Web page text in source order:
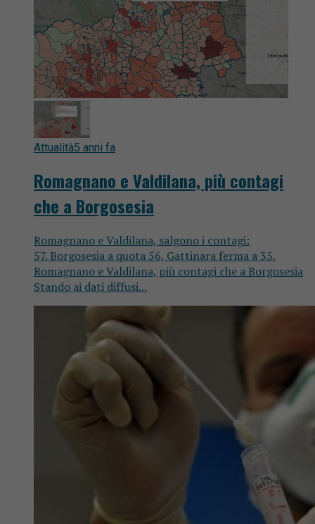
Attualità5 anni fa
Romagnano e Valdilana, più contagi
che a Borgosesia
Romagnano e Valdilana, salgono i contagi:
57. Borgosesia a quota 56, Gattinara ferma a 35.
Romagnano e Valdilana, più contagi che a Borgosesia
Stando ai dati diffusi...